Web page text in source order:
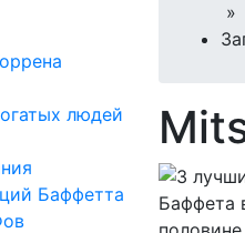
людей
Баффетта
»